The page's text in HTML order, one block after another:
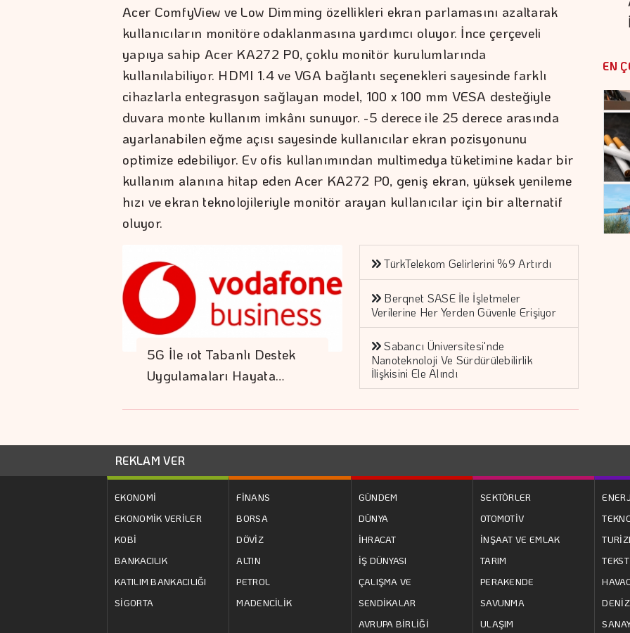
Acer ComfyView ve Low Dimming özellikleri ekran parlamasını azaltarak
kullanıcıların monitöre odaklanmasına yardımcı oluyor. İnce çerçeveli
yapıya sahip Acer KA272 P0, çoklu monitör kurulumlarında
kullanılabiliyor. HDMI 1.4 ve VGA bağlantı seçenekleri sayesinde farklı
cihazlarla entegrasyon sağlayan model, 100 x 100 mm VESA desteğiyle
duvara monte kullanım imkânı sunuyor. -5 derece ile 25 derece arasında
ayarlanabilen eğme açısı sayesinde kullanıcılar ekran pozisyonunu
optimize edebiliyor. Ev ofis kullanımından multimedya tüketimine kadar bir
kullanım alanına hitap eden Acer KA272 P0, geniş ekran, yüksek yenileme
hızı ve ekran teknolojileriyle monitör arayan kullanıcılar için bir alternatif
oluyor.
5G İle ıot Tabanlı Destek
Uygulamaları Hayata…
TürkTelekom Gelirlerini %9 Artırdı
Berqnet SASE İle İşletmeler
Verilerine Her Yerden Güvenle Erişiyor
Sabancı Üniversitesi'nde
Nanoteknoloji Ve Sürdürülebilirlik
İlişkisini Ele Alındı
EN
REKLAM VER
EKONOMİ
EKONOMİK VERİLER
KOBİ
BANKACILIK
KATILIM BANKACILIĞI
SİGORTA
FİNANS
BORSA
DÖVİZ
ALTIN
PETROL
MADENCİLİK
GÜNDEM
DÜNYA
İHRACAT
İŞ DÜNYASI
ÇALIŞMA VE
SENDİKALAR
AVRUPA BİRLİĞİ
SEKTÖRLER
OTOMOTİV
İNŞAAT VE EMLAK
TARIM
PERAKENDE
SAVUNMA
ULAŞIM